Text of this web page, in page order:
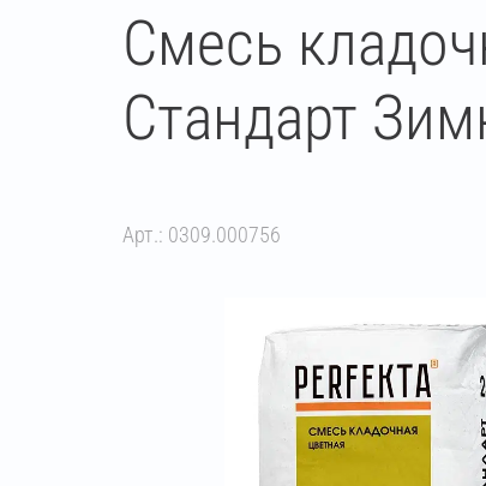
Смесь
Стандарт
Арт.: 0309.000756